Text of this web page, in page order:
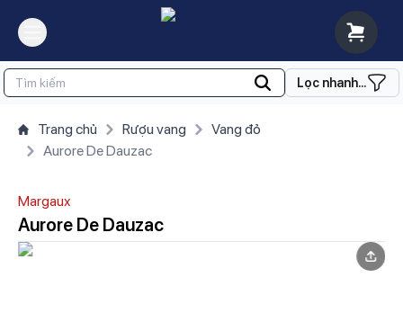
Lọc nhanh...
Trang chủ Rượu vang
Vang đỏ
Aurore De Dauzac
Margaux
Aurore De Dauzac